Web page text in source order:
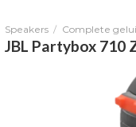
Speakers / Complete
JBL Partybox 710